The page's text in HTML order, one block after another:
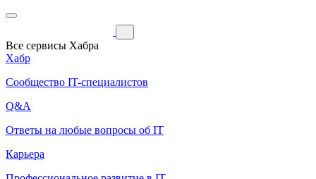
Все сервисы Хабра
Хабр
Сообщество IT-специалистов
Q&A
Ответы на любые вопросы об IT
Карьера